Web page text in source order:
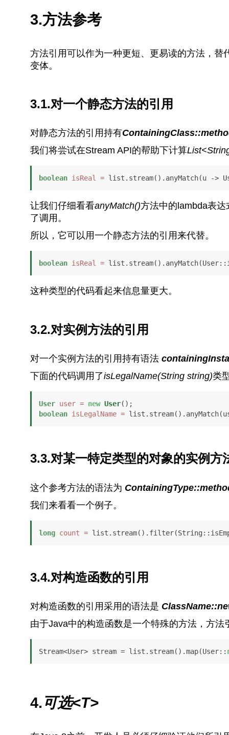
3.方法参考
方法引用可以作为一种更短、更易读的方法，
变体。
3.1.对一个静态方法的引用
对静态方法的引用持有
我们将尝试在Stream API的帮助下计算
boolean isReal = list.stream().anyMatch(u ->
让我们仔细看看anyMatch()方法中的lambda表达
了调用。
所以，它可以用一个静态方法的引用来代替。
boolean isReal =
这种类型的代码看起来信息量更大。
3.2.对实例方法的引用
对一个实例方法的引用持有语法
下面的代码调用了isLegalName(String string)类
User user = new User
boolean isLegalName =
3.3.对某一特定类型的对象的实例方
这个参考方法的语法为
我们来看看一个例子。
long count =
3.4.对构造函数的引用
对构造函数的引用采用的语法是
由于Java中的构造函数是一个特殊的方法，方
Stream<User> stream = list.stream().map(User::
4. 可选<T>